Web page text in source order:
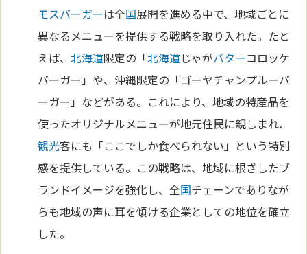
モスバーガーは全国展開を進める中で、地域ごとに
異なるメニューを提供する戦略を取り入れた。たと
えば、北海道限定の「北海道じゃがバターコロッケ
バーガー」や、沖縄限定の「ゴーヤチャンプルーバ
ーガー」などがある。これにより、地域の特産品を
使ったオリジナルメニューが地元住民に親しまれ、
観光客にも「ここでしか食べられない」という特別
感を提供している。この戦略は、地域に根ざしたブ
ランドイメージを強化し、全国チェーンでありなが
らも地域の声に耳を傾ける企業としての地位を確立
した。